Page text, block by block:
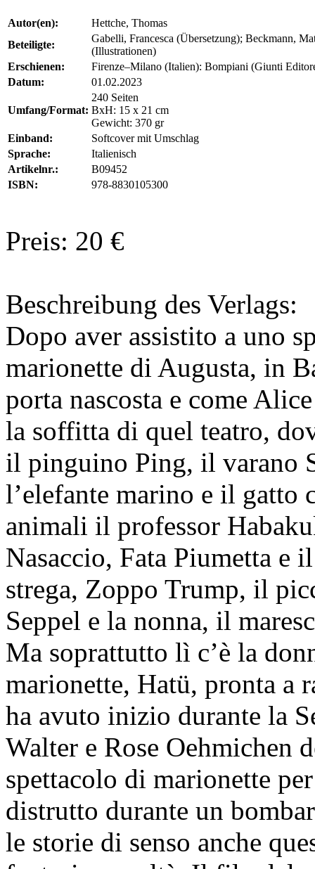
Autor(en):
Hettche, Thomas
Beteiligte:
Gabelli, Francesca (Übersetzung); Beckmann,
(Illustrationen)
Erschienen:
Firenze–Milano (Italien): Bompiani (Giunti
Datum:
01.02.2023
Umfang/Format:
240 Seiten
BxH: 15 x 21 cm
Gewicht: 370 gr
Einband:
Softcover mit Umschlag
Sprache:
Italienisch
Artikelnr.:
B09452
ISBN:
978-8830105300
Preis: 20 €
Beschreibung des Verlags:
Dopo aver assistito a uno
marionette di Augusta, in
porta nascosta e come
la soffitta di quel teatro,
il pinguino Ping, il varano
l’elefante marino e il
animali il professor
Nasaccio, Fata Piumetta e
strega, Zoppo Trump, il
Seppel e la nonna, il
Ma soprattutto lì c’è la
marionette, Hatü, pronta a
ha avuto inizio durante la
Walter e Rose Oehmichen
spettacolo di marionette
distrutto durante un
le storie di senso anche